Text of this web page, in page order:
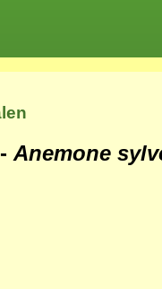
Anemone